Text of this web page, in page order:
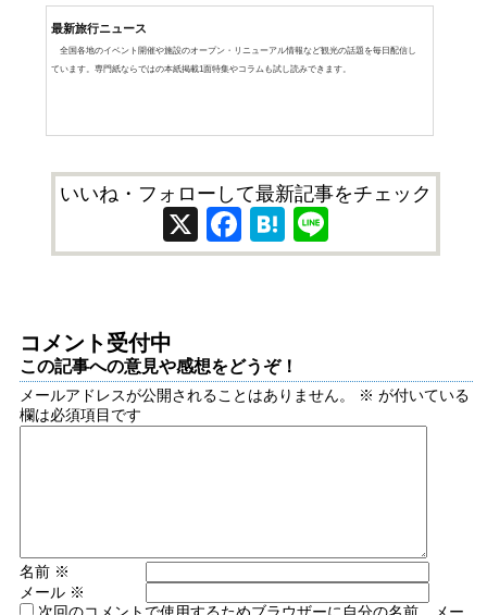
最新旅行ニュース
全国各地のイベント開催や施設のオープン・リニューアル情報など観光の話題を毎日配信し
ています。専門紙ならではの本紙掲載1面特集やコラムも試し読みできます。
いいね・フォローして最新記事をチェック
X Facebook
Hatena
コメント受付中
この記事への意見や感想をどうぞ！
メールアドレスが公開されることはありません。 ※ が付いている
欄は必須項目です
名前 ※
メール ※